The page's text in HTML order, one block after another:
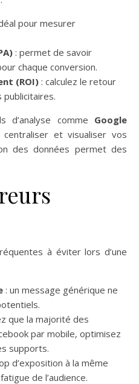
pour mesurer
: permet de savoir
chaque conversion.
(ROI): calculez le retour
d’analyse comme Google
centraliser et visualiser vos
des données permet des
à éviter lors d’une
: un message générique ne
que la majorité des
par mobile, optimisez
supports.
d’exposition à la même
de l’audience.